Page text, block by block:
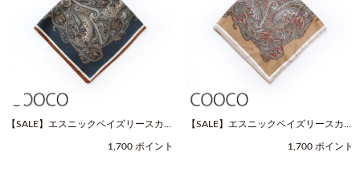
【SALE】エスニックペイズリースカー
1,700 ポイント
【SALE】エスニックペイズリースカー
1,700 ポイント